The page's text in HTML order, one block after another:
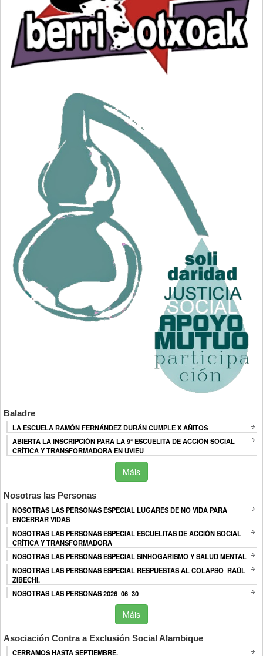
Baladre
LA ESCUELA RAMÓN FERNÁNDEZ DURÁN CUMPLE X AÑITOS
ABIERTA LA INSCRIPCIÓN PARA LA 9ª ESCUELITA DE ACCIÓN SOCIAL
CRÍTICA Y TRANSFORMADORA EN UVIEU
Máis
Nosotras las Personas
NOSOTRAS LAS PERSONAS ESPECIAL LUGARES DE NO VIDA PARA
ENCERRAR VIDAS
NOSOTRAS LAS PERSONAS ESPECIAL ESCUELITAS DE ACCIÓN SOCIAL
CRÍTICA Y TRANSFORMADORA
NOSOTRAS LAS PERSONAS ESPECIAL SINHOGARISMO Y SALUD MENTAL
NOSOTRAS LAS PERSONAS ESPECIAL RESPUESTAS AL COLAPSO_RAÚL
ZIBECHI.
NOSOTRAS LAS PERSONAS 2026_06_30
Máis
Asociación Contra a Exclusión Social Alambique
CERRAMOS HASTA SEPTIEMBRE.